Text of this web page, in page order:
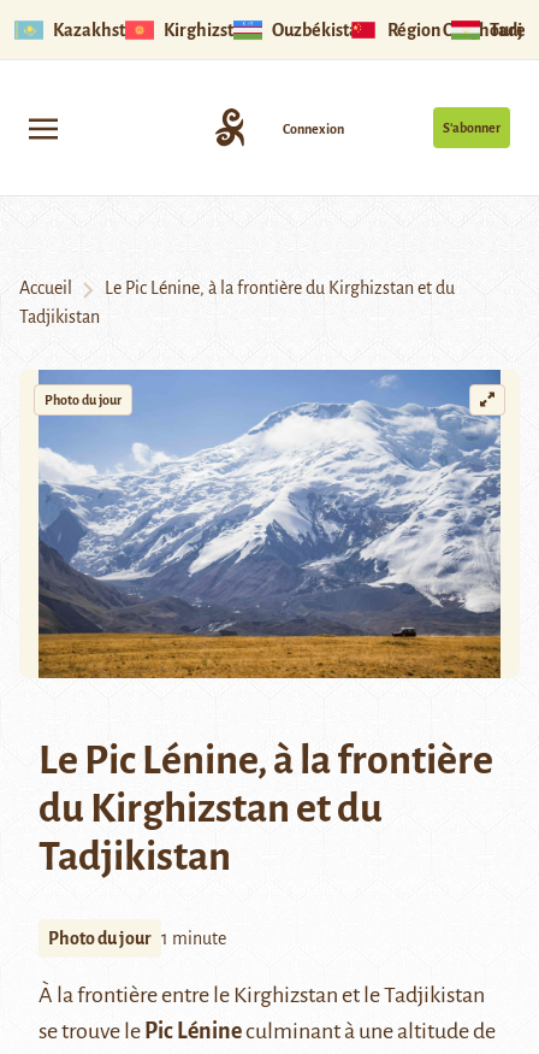
Kazakhstan Kirghizstan Ouzbékistan Région Ouïghoure
S’abonner
Connexion
Accueil
Le Pic Lénine, à la frontière du Kirghizstan et du
Tadjikistan
Photo du jour
Le Pic Lénine, à la frontière
du Kirghizstan et du
Tadjikistan
Photo du jour 1 minute
À la frontière entre le Kirghizstan et le Tadjikistan
se trouve le Pic Lénineculminant à une altitude de